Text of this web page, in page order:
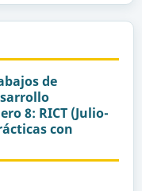
de
8: RICT (Julio-
con